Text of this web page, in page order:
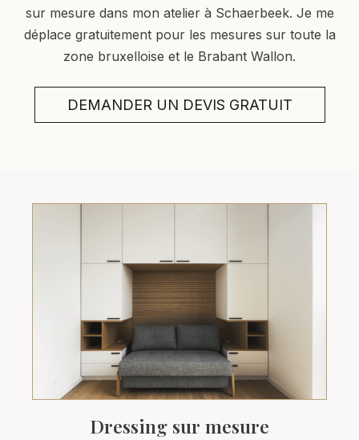
sur mesure dans mon atelier à Schaerbeek. Je me
déplace gratuitement pour les mesures sur toute la
zone bruxelloise et le Brabant Wallon.
DEMANDER UN DEVIS GRATUIT
Dressing sur mesure